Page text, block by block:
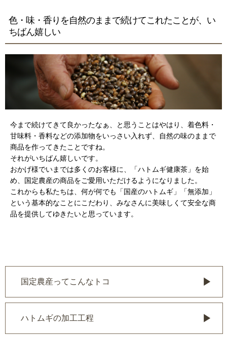
色・味・香りを自然のままで続けてこれたことが、い
ちばん嬉しい
今まで続けてきて良かったなぁ、と思うことはやはり、着色料・
甘味料・香料などの添加物をいっさい入れず、自然の味のままで
商品を作ってきたことですね。
それがいちばん嬉しいです。
おかげ様でいまでは多くのお客様に、「ハトムギ健康茶」を始
め、国定農産の商品をご愛用いただけるようになりました。
これからも私たちは、何が何でも「国産のハトムギ」「無添加」
という基本的なことにこだわり、みなさんに美味しくて安全な商
品を提供してゆきたいと思っています。
国定農産ってこんなトコ
ハトムギの加工工程